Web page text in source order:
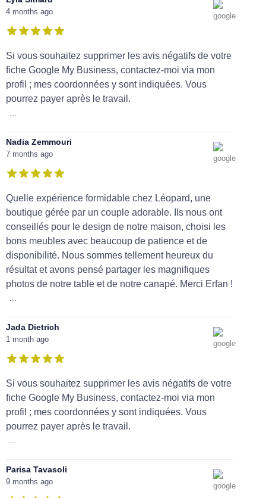
4 months ago
Si vous souhaitez supprimer les avis négatifs de votre
fiche Google My Business, contactez-moi via mon
profil ; mes coordonnées y sont indiquées. Vous
pourrez payer après le travail.
Nadia Zemmouri
7 months ago
Quelle expérience formidable chez Léopard, une
boutique gérée par un couple adorable. Ils nous ont
conseillés pour le design de notre maison, choisi les
bons meubles avec beaucoup de patience et de
disponibilité. Nous sommes tellement heureux du
résultat et avons pensé partager les magnifiques
photos de notre table et de notre canapé. Merci Erfan !
Jada Dietrich
1 month ago
Si vous souhaitez supprimer les avis négatifs de votre
fiche Google My Business, contactez-moi via mon
profil ; mes coordonnées y sont indiquées. Vous
pourrez payer après le travail.
Parisa Tavasoli
9 months ago